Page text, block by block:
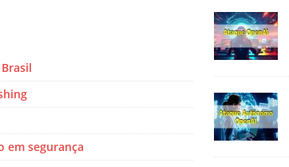
em segurança